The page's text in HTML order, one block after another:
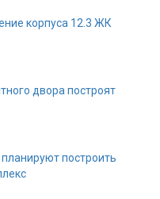
корпуса 12.3 ЖК
двора построят
построить